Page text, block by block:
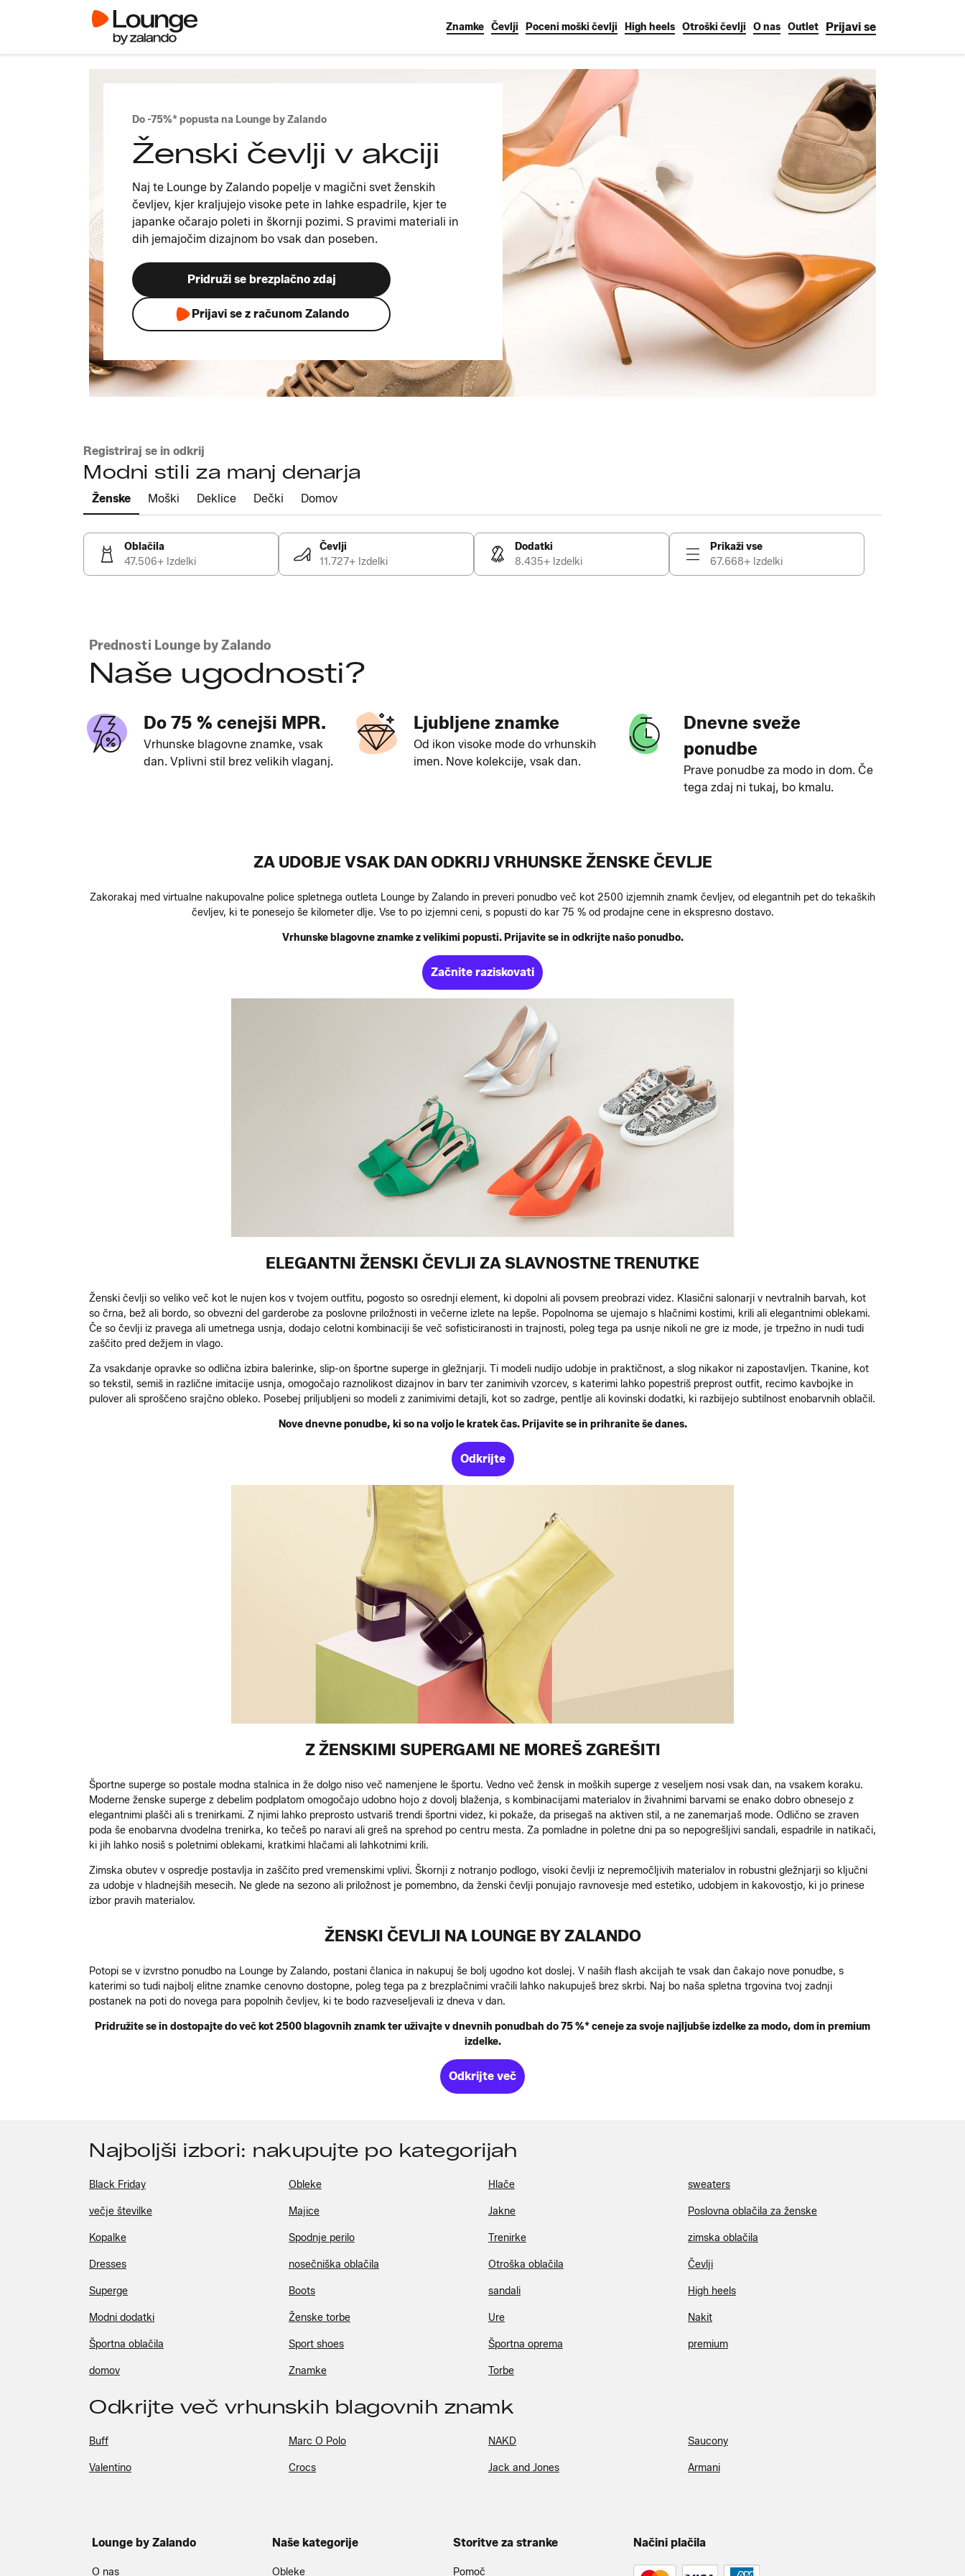
Znamke Čevlji Poceni moški čevlji High heels Otroški čevlji O nas Outlet Prijavi se
Do -75%* popusta na Lounge by Zalando
Ženski čevlji v akciji
Naj te Lounge by Zalando popelje v magični svet ženskih
čevljev, kjer kraljujejo visoke pete in lahke espadrile, kjer te
japanke očarajo poleti in škornji pozimi. S pravimi materiali in
dih jemajočim dizajnom bo vsak dan poseben.
Pridruži se brezplačno zdaj
Prijavi se z računom Zalando
Registriraj se in odkrij
Modni stili za manj denarja
Ženske Moški Deklice Dečki Domov
Oblačila
47.506+ Izdelki
Čevlji
11.727+ Izdelki
Dodatki
8.435+ Izdelki
Prikaži vse
67.668+ Izdelki
Prednosti Lounge by Zalando
Naše ugodnosti?
Do 75 % cenejši MPR.
Vrhunske blagovne znamke, vsak
dan. Vplivni stil brez velikih vlaganj.
Ljubljene znamke
Od ikon visoke mode do vrhunskih
imen. Nove kolekcije, vsak dan.
Dnevne sveže
ponudbe
Prave ponudbe za modo in dom. Če
tega zdaj ni tukaj, bo kmalu.
ZA UDOBJE VSAK DAN ODKRIJ VRHUNSKE ŽENSKE ČEVLJE
Zakorakaj med virtualne nakupovalne police spletnega outleta Lounge by Zalando in preveri ponudbo več kot 2500 izjemnih znamk čevljev, od elegantnih pet do tekaških
čevljev, ki te ponesejo še kilometer dlje. Vse to po izjemni ceni, s popusti do kar 75 % od prodajne cene in ekspresno dostavo.
Vrhunske blagovne znamke z velikimi popusti. Prijavite se in odkrijte našo ponudbo.
Začnite raziskovati
ELEGANTNI ŽENSKI ČEVLJI ZA SLAVNOSTNE TRENUTKE
Ženski čevlji so veliko več kot le nujen kos v tvojem outfitu, pogosto so osrednji element, ki dopolni ali povsem preobrazi videz. Klasični salonarji v nevtralnih barvah, kot
so črna, bež ali bordo, so obvezni del garderobe za poslovne priložnosti in večerne izlete na lepše. Popolnoma se ujemajo s hlačnimi kostimi, krili ali elegantnimi oblekami.
Če so čevlji iz pravega ali umetnega usnja, dodajo celotni kombinaciji še več sofisticiranosti in trajnosti, poleg tega pa usnje nikoli ne gre iz mode, je trpežno in nudi tudi
zaščito pred dežjem in vlago.
Za vsakdanje opravke so odlična izbira balerinke, slip-on športne superge in gležnjarji. Ti modeli nudijo udobje in praktičnost, a slog nikakor ni zapostavljen. Tkanine, kot
so tekstil, semiš in različne imitacije usnja, omogočajo raznolikost dizajnov in barv ter zanimivih vzorcev, s katerimi lahko popestriš preprost outfit, recimo kavbojke in
pulover ali sproščeno srajčno obleko. Posebej priljubljeni so modeli z zanimivimi detajli, kot so zadrge, pentlje ali kovinski dodatki, ki razbijejo subtilnost enobarvnih oblačil.
Nove dnevne ponudbe, ki so na voljo le kratek čas. Prijavite se in prihranite še danes.
Odkrijte
Z ŽENSKIMI SUPERGAMI NE MOREŠ ZGREŠITI
Športne superge so postale modna stalnica in že dolgo niso več namenjene le športu. Vedno več žensk in moških superge z veseljem nosi vsak dan, na vsakem koraku.
Moderne ženske superge z debelim podplatom omogočajo udobno hojo z dovolj blaženja, s kombinacijami materialov in živahnimi barvami se enako dobro obnesejo z
elegantnimi plašči ali s trenirkami. Z njimi lahko preprosto ustvariš trendi športni videz, ki pokaže, da prisegaš na aktiven stil, a ne zanemarjaš mode. Odlično se zraven
poda še enobarvna dvodelna trenirka, ko tečeš po naravi ali greš na sprehod po centru mesta. Za pomladne in poletne dni pa so nepogrešljivi sandali, espadrile in natikači,
ki jih lahko nosiš s poletnimi oblekami, kratkimi hlačami ali lahkotnimi krili.
Zimska obutev v ospredje postavlja in zaščito pred vremenskimi vplivi. Škornji z notranjo podlogo, visoki čevlji iz nepremočljivih materialov in robustni gležnjarji so ključni
za udobje v hladnejših mesecih. Ne glede na sezono ali priložnost je pomembno, da ženski čevlji ponujajo ravnovesje med estetiko, udobjem in kakovostjo, ki jo prinese
izbor pravih materialov.
ŽENSKI ČEVLJI NA LOUNGE BY ZALANDO
Potopi se v izvrstno ponudbo na Lounge by Zalando, postani članica in nakupuj še bolj ugodno kot doslej. V naših flash akcijah te vsak dan čakajo nove ponudbe, s
katerimi so tudi najbolj elitne znamke cenovno dostopne, poleg tega pa z brezplačnimi vračili lahko nakupuješ brez skrbi. Naj bo naša spletna trgovina tvoj zadnji
postanek na poti do novega para popolnih čevljev, ki te bodo razveseljevali iz dneva v dan.
Pridružite se in dostopajte do več kot 2500 blagovnih znamk ter uživajte v dnevnih ponudbah do 75 %* ceneje za svoje najljubše izdelke za modo, dom in premium
izdelke.
Odkrijte več
Najboljši izbori: nakupujte po kategorijah
Black Friday Obleke Hlače sweaters
večje številke Majice Jakne Poslovna oblačila za ženske
Kopalke Spodnje perilo Trenirke zimska oblačila
Dresses nosečniška oblačila Otroška oblačila Čevlji
Superge Boots sandali High heels
Modni dodatki Ženske torbe Ure Nakit
Športna oblačila Sport shoes Športna oprema premium
domov Znamke Torbe
Odkrijte več vrhunskih blagovnih znamk
Buff Marc O Polo NAKD Saucony
Valentino Crocs Jack and Jones Armani
Lounge by Zalando
O nas
Naše kategorije
Obleke
Storitve za stranke
Pomoč
Načini plačila